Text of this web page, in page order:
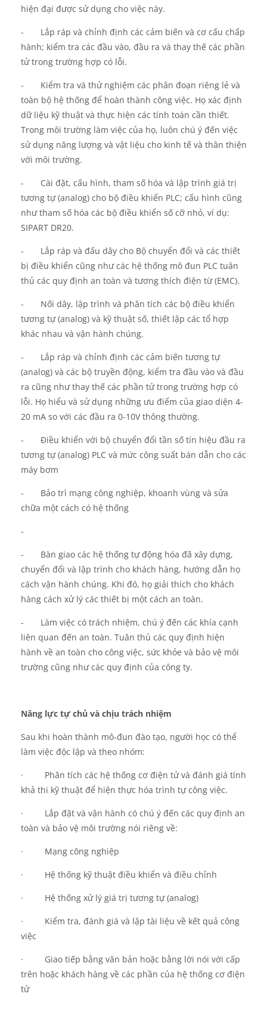
hiện đại được sử dụng cho việc này.
- Lắp ráp và chỉnh định các cảm biến và cơ cấu chấp
hành; kiểm tra các đầu vào, đầu ra và thay thế các phần
tử trong trường hợp có lỗi.
- Kiểm tra và thử nghiệm các phân đoạn riêng lẻ và
toàn bộ hệ thống để hoàn thành công việc. Họ xác định
dữ liệu kỹ thuật và thực hiện các tính toán cần thiết.
Trong môi trường làm việc của họ, luôn chú ý đến việc
sử dụng năng lượng và vật liệu cho kinh tế và thân thiện
với môi trường.
- Cài đặt, cấu hình, tham số hóa và lập trình giá trị
tương tự (analog) cho bộ điều khiển PLC; cấu hình cũng
như tham số hóa các bộ điều khiển số cỡ nhỏ, ví dụ:
SIPART DR20.
- Lắp ráp và đấu dây cho Bộ chuyển đổi và các thiết
bị điều khiển cũng như các hệ thống mô đun PLC tuân
thủ các quy định an toàn và tương thích điện từ (EMC).
- Nối dây, lập trình và phân tích các bộ điều khiển
tương tự (analog) và kỹ thuật số, thiết lập các tổ hợp
khác nhau và vận hành chúng.
- Lắp ráp và chỉnh định các cảm biến tương tự
(analog) và các bộ truyền động, kiểm tra đầu vào và đầu
ra cũng như thay thế các phần tử trong trường hợp có
lỗi. Họ hiểu và sử dụng những ưu điểm của giao diện 4-
20 mA so với các đầu ra 0-10V thông thường.
- Điều khiển với bộ chuyển đổi tần số tín hiệu đầu ra
tương tự (analog) PLC và mức công suất bán dẫn cho các
máy bơm
- Bảo trì mạng công nghiệp, khoanh vùng và sửa
chữa một cách có hệ thống
-
- Bàn giao các hệ thống tự động hóa đã xây dựng,
chuyển đổi và lập trình cho khách hàng, hướng dẫn họ
cách vận hành chúng. Khi đó, họ giải thích cho khách
hàng cách xử lý các thiết bị một cách an toàn.
- Làm việc có trách nhiệm, chú ý đến các khía cạnh
liên quan đến an toàn. Tuân thủ các quy định hiện
hành về an toàn cho công việc, sức khỏe và bảo vệ môi
trường cũng như các quy định của công ty.
Năng lực tự chủ và chịu trách nhiệm
Sau khi hoàn thành mô-đun đào tạo, người học có thể
làm việc độc lập và theo nhóm:
· Phân tích các hệ thống cơ điện tử và đánh giá tính
khả thi kỹ thuật để hiện thực hóa trình tự công việc.
· Lắp đặt và vận hành có chú ý đến các quy định an
toàn và bảo vệ môi trường nói riêng về:
· Mạng công nghiệp
· Hệ thống kỹ thuật điều khiển và điều chỉnh
· Hệ thống xử lý giá trị tương tự (analog)
· Kiểm tra, đánh giá và lập tài liệu về kết quả công
việc
· Giao tiếp bằng văn bản hoặc bằng lời nói với cấp
trên hoặc khách hàng về các phần của hệ thống cơ điện
tử